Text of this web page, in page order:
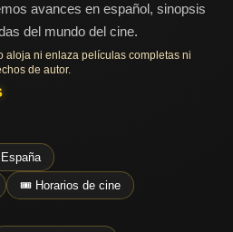
avances en español, sinopsis
del mundo del cine.
aloja ni enlaza películas completas ni
de autor.
🎟️ Horarios de cine